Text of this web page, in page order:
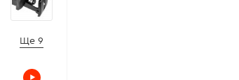
Ще 9